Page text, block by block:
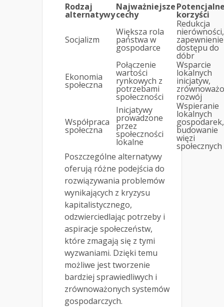
Rodzaj
alternatywy
Najważniejsze
cechy korzyści
Socjalizm
Większa rola
państwa w
gospodarce
Redukcja
nierówności,
zapewnienie
dostępu do
dóbr
Ekonomia
społeczna
Połączenie
wartości
rynkowych z
potrzebami
społeczności
Wsparcie
lokalnych
inicjatyw,
rozwój
Współpraca
społeczna
Inicjatywy
prowadzone
przez
społeczności
lokalne
Wspieranie
lokalnych
gospodarek,
budowanie
więzi
społecznych
Poszczególne alternatywy
oferują różne podejścia do
rozwiązywania problemów
wynikających z kryzysu
kapitalistycznego,
odzwierciedlając potrzeby i
aspiracje społeczeństw,
które zmagają się z tymi
wyzwaniami. Dzięki temu
możliwe jest tworzenie
bardziej sprawiedliwych i
zrównoważonych systemów
gospodarczych.